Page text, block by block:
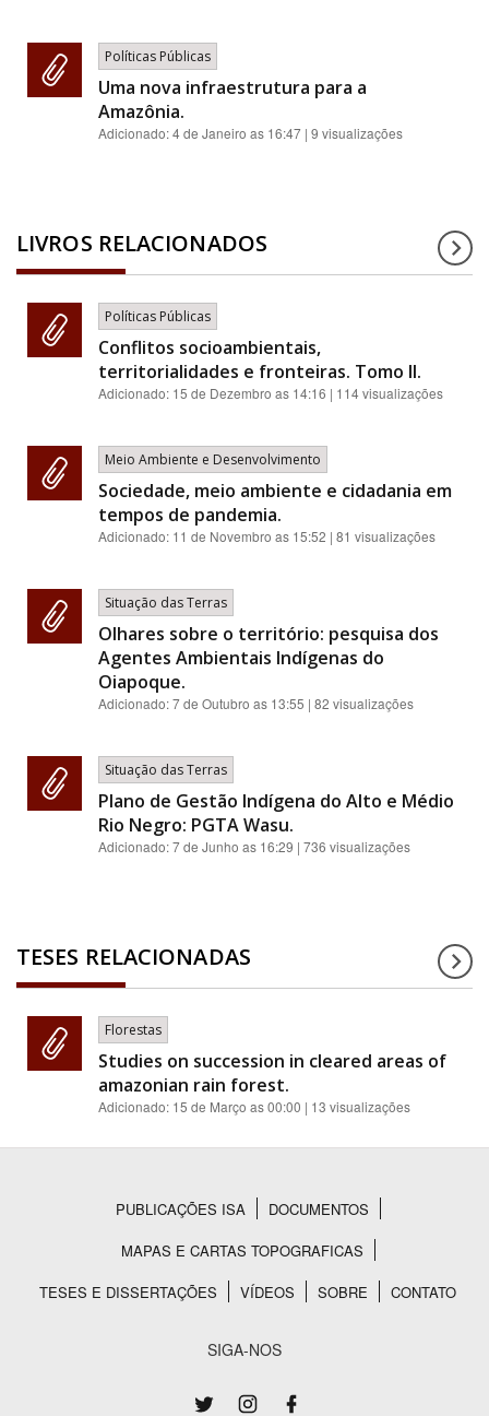
Políticas Públicas
Uma nova infraestrutura para a
Amazônia.
Adicionado:4 de Janeiro as 16:47 | 9 visualizações
LIVROS RELACIONADOS
Políticas Públicas
Conflitos socioambientais,
territorialidades e fronteiras. Tomo II.
Adicionado: 15 de Dezembro as 14:16 | 114 visualizações
Meio Ambiente e Desenvolvimento
Sociedade, meio ambiente e cidadania em
tempos de pandemia.
Adicionado: 11 de Novembro as 15:52 | 81 visualizações
Situação das Terras
Olhares sobre o território: pesquisa dos
Agentes Ambientais Indígenas do
Oiapoque.
Adicionado:7 de Outubro as 13:55 | 82 visualizações
Situação das Terras
Plano de Gestão Indígena do Alto e Médio
Rio Negro: PGTA Wasu.
Adicionado:7 de Junho as 16:29 | 736 visualizações
TESES RELACIONADAS
Florestas
Studies on succession in cleared areas of
amazonian rain forest.
Adicionado: 15 de Março as 00:00 | 13 visualizações
Rodapé
PUBLICAÇÕES ISA
DOCUMENTOS
MAPAS E CARTAS TOPOGRAFICAS
TESES E DISSERTAÇÕES
VÍDEOS SOBRE CONTATO
SIGA-NOS